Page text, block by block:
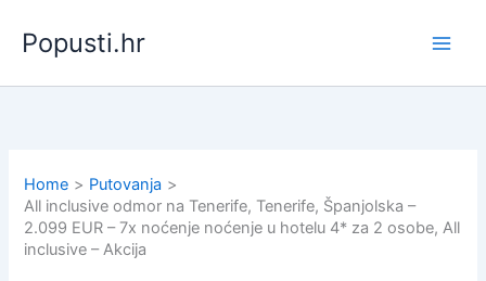
content
Popusti.hr
Home
Putovanja
All inclusive odmor na Tenerife, Tenerife, Španjolska –
2.099 EUR – 7x noćenje noćenje u hotelu 4* za 2 osobe, All
inclusive – Akcija